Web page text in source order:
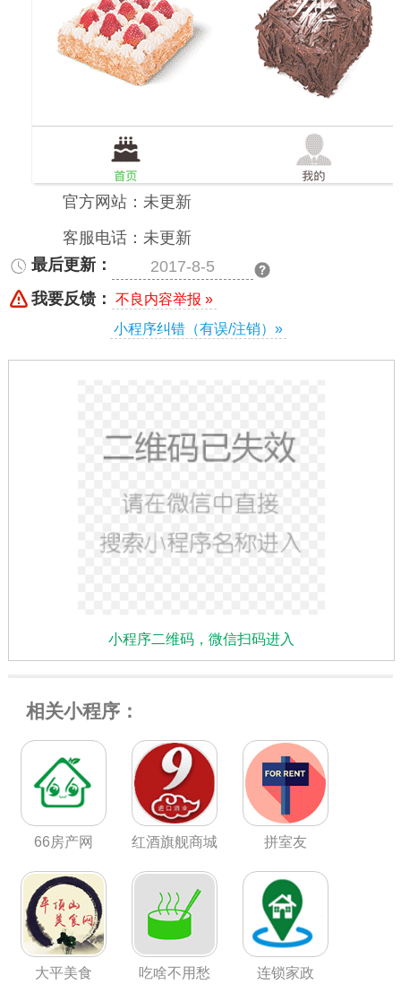
官方网站：未更新
客服电话：未更新
最后更新：
2017-8-5
我要反馈：
不良内容举报 »
小程序纠错（有误/注销）»
小程序二维码，微信扫码进入
相关小程序：
66房产网 红酒旗舰商城 拼室友
大平美食 吃啥不用愁 连锁家政